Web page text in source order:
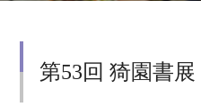
第53回 猗園書展
関連